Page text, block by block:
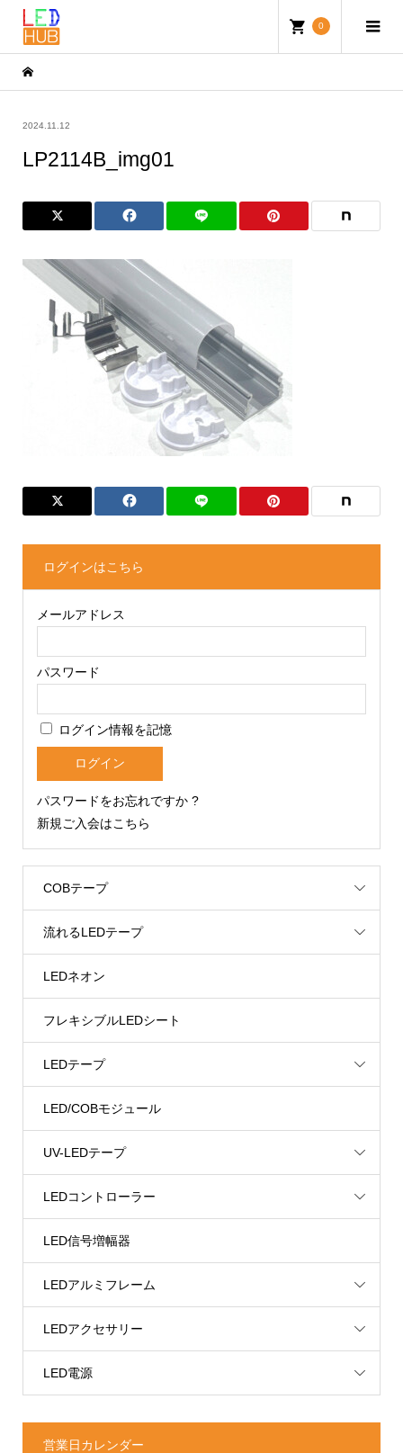
0
2024.11.12
LP2114B_img01
ログインはこちら
メールアドレス
パスワード
ログイン情報を記憶
パスワードをお忘れですか ?
新規ご入会はこちら
COBテープ
流れるLEDテープ
LEDネオン
フレキシブルLEDシート
LEDテープ
LED/COBモジュール
UV-LEDテープ
LEDコントローラー
LED信号増幅器
LEDアルミフレーム
LEDアクセサリー
LED電源
営業日カレンダー